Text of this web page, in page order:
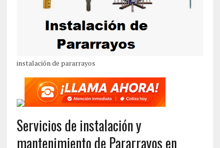
instalación de pararrayos
Servicios de instalación y
mantenimiento de Pararrayos en